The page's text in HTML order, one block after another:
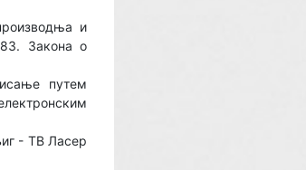
и
83. Закона о
путем
- ТВ Ласер